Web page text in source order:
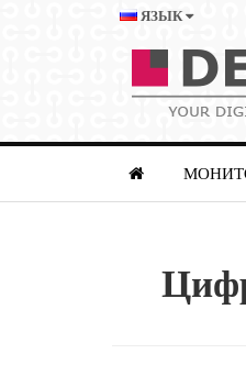
ЯЗЫК